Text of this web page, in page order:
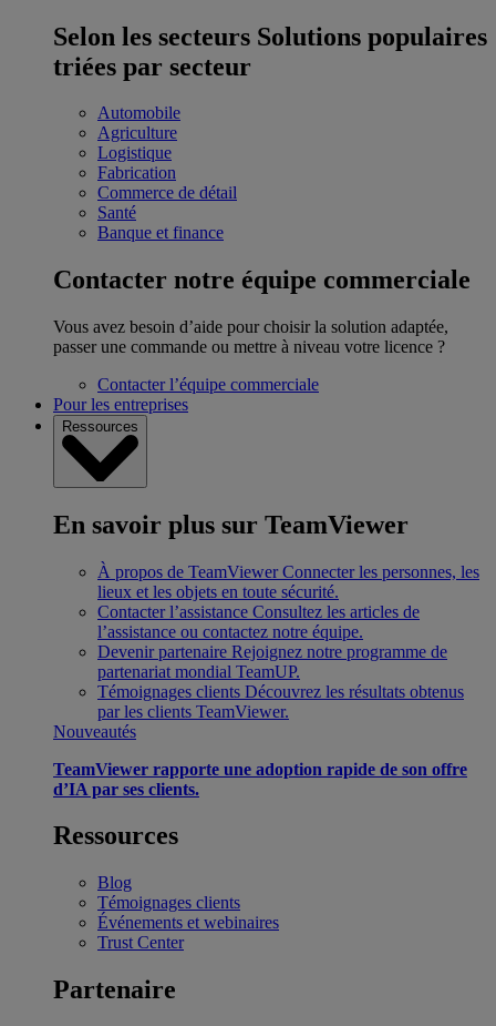
Selon les secteurs Solutions populaires
triées par secteur
Automobile
Agriculture
Logistique
Fabrication
Commerce de détail
Santé
Banque et finance
Contacter notre équipe commerciale
Vous avez besoin d’aide pour choisir la solution adaptée,
passer une commande ou mettre à niveau votre licence ?
Contacter l’équipe commerciale
Pour les entreprises
Ressources
En savoir plus sur TeamViewer
À propos de TeamViewer Connecter les personnes, les
lieux et les objets en toute sécurité.
Contacter l’assistance Consultez les articles de
l’assistance ou contactez notre équipe.
Devenir partenaire Rejoignez notre programme de
partenariat mondial TeamUP.
Témoignages clients Découvrez les résultats obtenus
par les clients TeamViewer.
Nouveautés
TeamViewer rapporte une adoption rapide de son offre
d’IA par ses clients.
Ressources
Blog
Témoignages clients
Événements et webinaires
Trust Center
Partenaire